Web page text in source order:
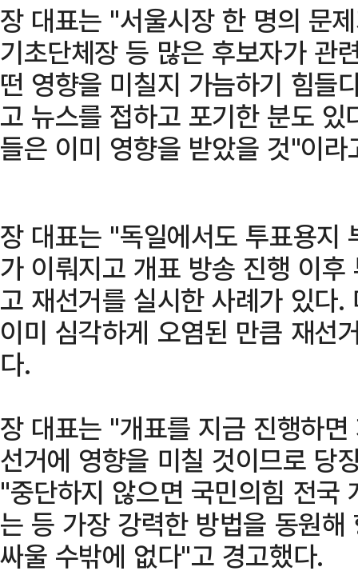
장 대표는 "서울시장 한 명의 문
기초단체장 등 많은 후보자가 관
떤 영향을 미칠지 가늠하기 힘들
고 뉴스를 접하고 포기한 분도
들은 이미 영향을 받았을 것"이라
장 대표는 "독일에서도 투표용지
가 이뤄지고 개표 방송 진행 이
고 재선거를 실시한 사례가 있다
이미 심각하게 오염된 만큼 재선
다.
장 대표는 "개표를 지금 진행하
선거에 영향을 미칠 것이므로 당
"중단하지 않으면 국민의힘 전국
는 등 가장 강력한 방법을 동원
싸울 수밖에 없다"고 경고했다.